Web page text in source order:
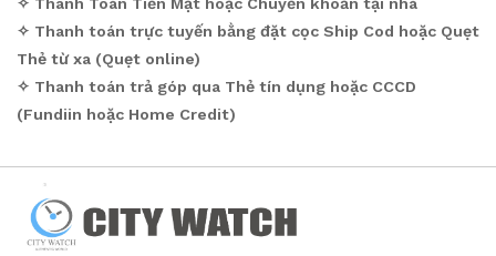
✧ Thanh toán trực tuyến bằng đặt cọc Ship Cod hoặc Quẹt
Thẻ từ xa (Quẹt online)
✧ Thanh toán trả góp qua Thẻ tín dụng hoặc CCCD
(Fundiin hoặc Home Credit)